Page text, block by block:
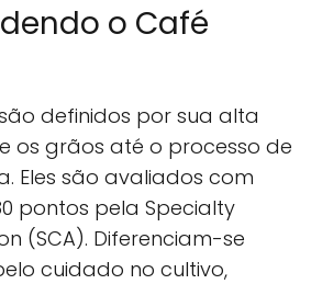
o Café
definidos por sua alta
os grãos até o processo de
Eles são avaliados com
pontos pela Specialty
(SCA). Diferenciam-se
cuidado no cultivo,